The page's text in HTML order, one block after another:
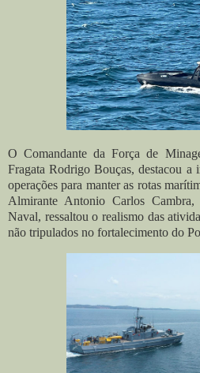
O Comandante da Força de
Fragata Rodrigo Bouças, destacou a
operações para manter as rotas
Almirante Antonio Carlos
Naval, ressaltou o realismo das
não tripulados no fortalecimento do